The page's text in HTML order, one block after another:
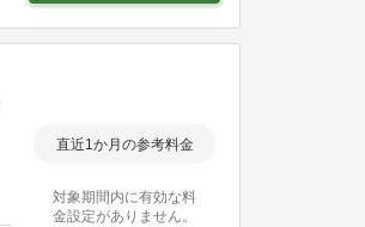
直近1か月の参考料金
対象期間内に有効な料
金設定がありません。